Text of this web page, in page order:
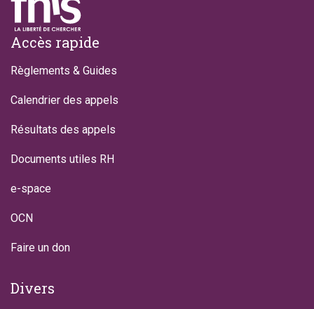
Footer
Accès rapide
Règlements & Guides
Calendrier des appels
Résultats des appels
Documents utiles RH
e-space
OCN
Faire un don
Divers